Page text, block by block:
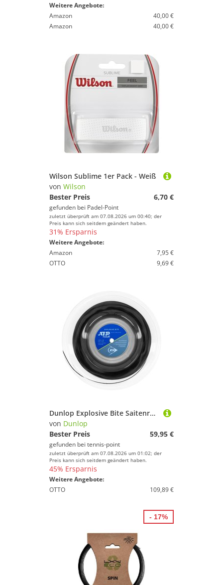
Weitere Angebote:
Amazon
40,00 €
Amazon
40,00 €
Wilson Sublime 1er Pack - Weiß
von Wilson
Bester Preis
6,70 €
gefunden bei Padel-Point
zuletzt überprüft am 07.08.2026 um 00:40; der
Preis kann sich seitdem geändert haben.
31% Ersparnis
Weitere Angebote:
Amazon
7,95 €
OTTO
9,69 €
Dunlop Explosive Bite Saitenrolle 200m
von Dunlop
Bester Preis
59,95 €
gefunden bei tennis-point
zuletzt überprüft am 07.08.2026 um 01:02; der
Preis kann sich seitdem geändert haben.
45% Ersparnis
Weitere Angebote:
OTTO
109,89 €
- 17%